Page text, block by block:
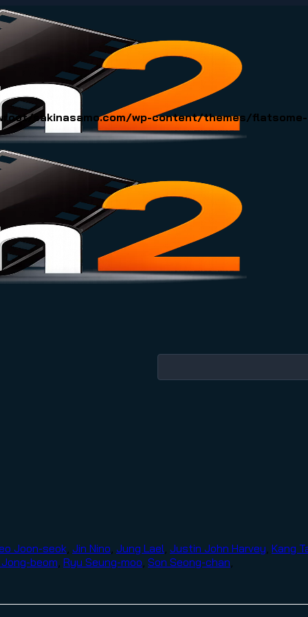
sakinasamo.com/wp-content/themes/
Joon-seok Jin Nino Jung Lael Justin John Harvey Kang
beom Ryu Seung-moo Son Seong-chan